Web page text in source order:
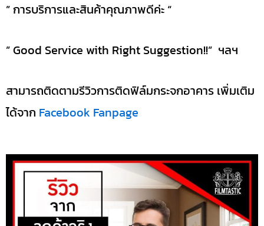
” การบริการและสินค้าคุณภาพดีค่ะ “
” Good Service with Right Suggestion!!” ฯลฯ
สามารถติดตามรีวิวการติดฟิล์มกระจกอาคาร เพิ่มเติม
ได้จาก Facebook Fanpage